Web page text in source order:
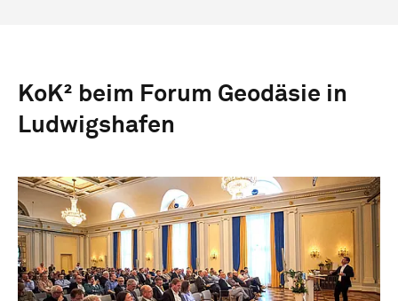
KoK² beim Forum Geodäsie in
Ludwigshafen